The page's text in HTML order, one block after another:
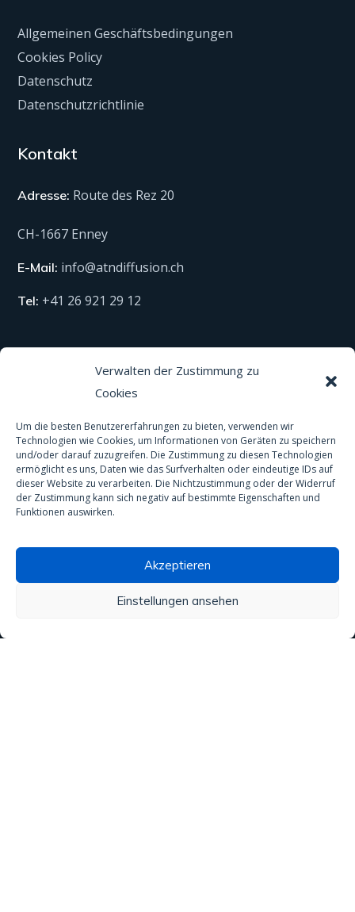
Verwalten der Zustimmung zu
Cookies
Um die besten Benutzererfahrungen zu bieten, verwenden wir
Technologien wie Cookies, um Informationen von Geräten zu speichern
und/oder darauf zuzugreifen. Die Zustimmung zu diesen Technologien
ermöglicht es uns, Daten wie das Surfverhalten oder eindeutige IDs auf
dieser Website zu verarbeiten. Die Nichtzustimmung oder der Widerruf
der Zustimmung kann sich negativ auf bestimmte Eigenschaften und
Funktionen auswirken.
Akzeptieren
Einstellungen ansehen
Allgemeinen Geschäftsbedingungen
Cookies Policy
Datenschutz
Datenschutzrichtlinie
Kontakt
Adresse: Route des Rez 20
CH-1667 Enney
E-Mail: info@atndiffusion.ch
Tel: +41 26 921 29 12
Alle unsere Produkte
Material
Schutzausrüstung
Spas und Pools
Wasseraufbereitung